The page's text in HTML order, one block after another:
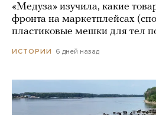
«Медуза» изучила, какие
фронта на маркетплейсах
пластиковые мешки для тел
ИСТОРИИ 6 дней назад